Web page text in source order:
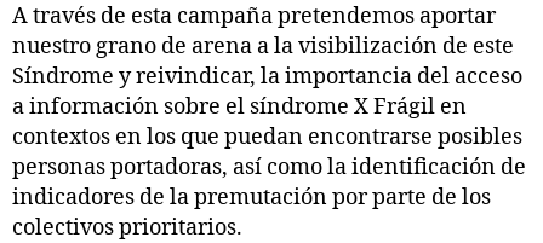
A través de esta campaña pretendemos aportar
nuestro grano de arena a la visibilización de este
Síndrome y reivindicar, la importancia del acceso
a información sobre el síndrome X Frágil en
contextos en los que puedan encontrarse posibles
personas portadoras, así como la identificación de
indicadores de la premutación por parte de los
colectivos prioritarios.